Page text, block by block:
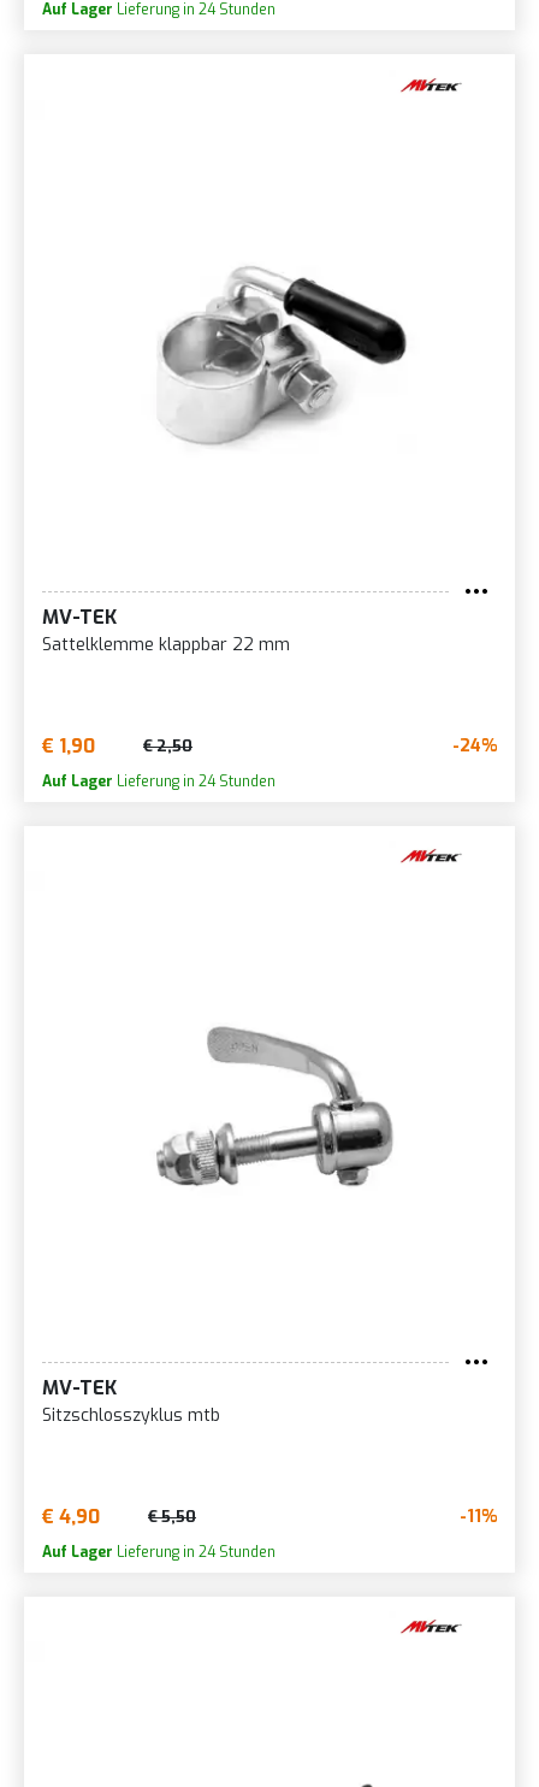
Auf Lager Lieferung in 24 Stunden
MV-TEK
Sattelklemme klappbar 22 mm
€ 1,90 € 2,50 -24%
Auf Lager Lieferung in 24 Stunden
MV-TEK
Sitzschlosszyklus mtb
€ 4,90 € 5,50 -11%
Auf Lager Lieferung in 24 Stunden